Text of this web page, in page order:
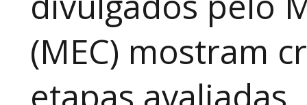
(MEC) mostram
etapas